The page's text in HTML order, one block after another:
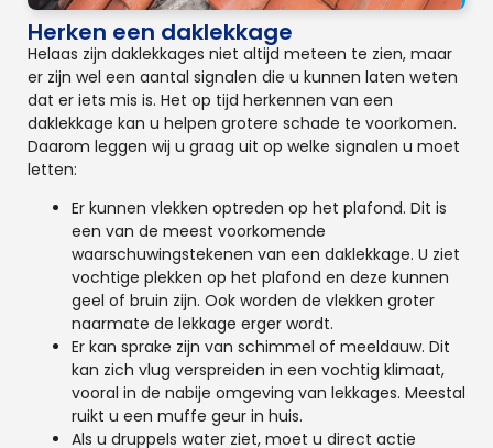
Herken een daklekkage
Helaas zijn daklekkages niet altijd meteen te zien, maar
er zijn wel een aantal signalen die u kunnen laten weten
dat er iets mis is. Het op tijd herkennen van een
daklekkage kan u helpen grotere schade te voorkomen.
Daarom leggen wij u graag uit op welke signalen u moet
letten:
Er kunnen vlekken optreden op het plafond. Dit is
een van de meest voorkomende
waarschuwingstekenen van een daklekkage. U ziet
vochtige plekken op het plafond en deze kunnen
geel of bruin zijn. Ook worden de vlekken groter
naarmate de lekkage erger wordt.
Er kan sprake zijn van schimmel of meeldauw. Dit
kan zich vlug verspreiden in een vochtig klimaat,
vooral in de nabije omgeving van lekkages. Meestal
ruikt u een muffe geur in huis.
Als u druppels water ziet, moet u direct actie